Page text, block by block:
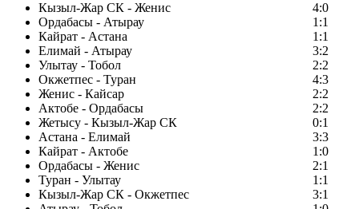
Кызыл-Жар СК - Женис
4:0
Ордабасы - Атырау
1:1
Кайрат - Астана
1:1
Елимай - Атырау
3:2
Улытау - Тобол
2:2
Окжетпес - Туран
4:3
Женис - Кайсар
2:2
Актобе - Ордабасы
2:2
Жетысу - Кызыл-Жар СК
0:1
Астана - Елимай
3:3
Кайрат - Актобе
1:0
Ордабасы - Женис
2:1
Туран - Улытау
1:1
Кызыл-Жар СК - Окжетпес
3:1